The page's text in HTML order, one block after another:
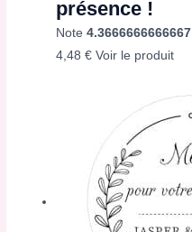
présence !
Note4.3666666666667
4,48€ Voir le produit